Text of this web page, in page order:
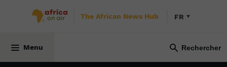
The African News Hub FR
Menu